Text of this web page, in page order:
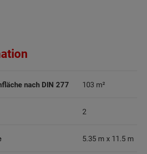
nach DIN 277 103 m²
2
5.35 m x 11.5 m